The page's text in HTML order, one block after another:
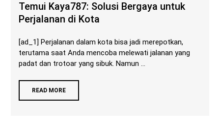
Temui Kaya787: Solusi Bergaya untuk
Perjalanan di Kota
[ad_1] Perjalanan dalam kota bisa jadi merepotkan,
terutama saat Anda mencoba melewati jalanan yang
padat dan trotoar yang sibuk. Namun ...
READ MORE